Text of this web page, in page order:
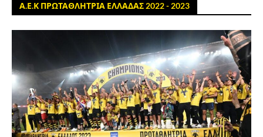
Α.Ε.Κ ΠΡΩΤΑΘΛΗΤΡΙΑ ΕΛΛΑΔΑΣ 2022 - 2023